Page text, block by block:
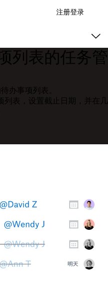
注册登录
列表的任务管
办事项列表。
表，设置截止日期，并在几